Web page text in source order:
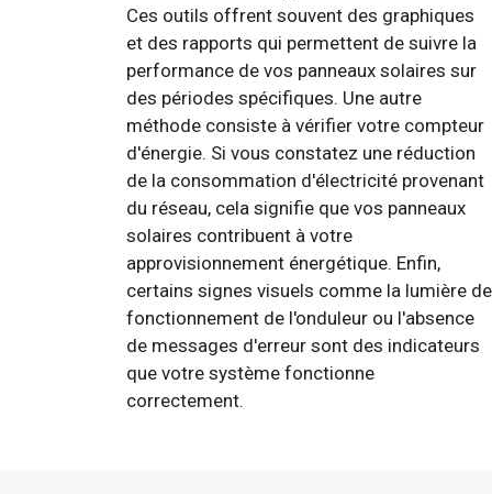
Ces outils offrent souvent des graphiques
et des rapports qui permettent de suivre la
performance de vos panneaux solaires sur
des périodes spécifiques. Une autre
méthode consiste à vérifier votre compteur
d'énergie. Si vous constatez une réduction
de la consommation d'électricité provenant
du réseau, cela signifie que vos panneaux
solaires contribuent à votre
approvisionnement énergétique. Enfin,
certains signes visuels comme la lumière de
fonctionnement de l'onduleur ou l'absence
de messages d'erreur sont des indicateurs
que votre système fonctionne
correctement.